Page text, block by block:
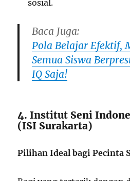
sosial.
Baca Juga:
Pola Belajar Efektif,
Semua Siswa
IQ Saja!
4. Institut Seni
(ISI Surakarta)
Pilihan Ideal bagi Pecinta